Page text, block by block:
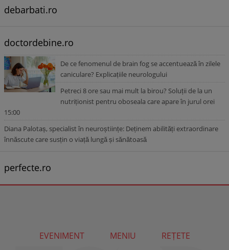
debarbati.ro
doctordebine.ro
De ce fenomenul de brain fog se accentuează în zilele
caniculare? Explicațiile neurologului
Petreci 8 ore sau mai mult la birou? Soluții de la un
nutriționist pentru oboseala care apare în jurul orei
15:00
Diana Palotaș, specialist în neuroștiințe: Deținem abilități extraordinare
înnăscute care susțin o viață lungă și sănătoasă
perfecte.ro
EVENIMENT MENIU
REȚETE